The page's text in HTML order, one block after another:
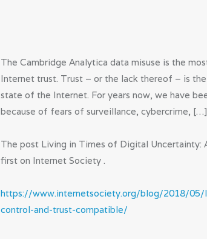
The Cambridge Analytica data misuse is the
Internet trust. Trust – or the lack thereof – is
state of the Internet. For years now, we have
because of fears of surveillance, cybercrime, […]
The post Living in Times of Digital Uncertainty:
first on Internet Society .
https://www.internetsociety.org/blog/2018/
control-and-trust-compatible/